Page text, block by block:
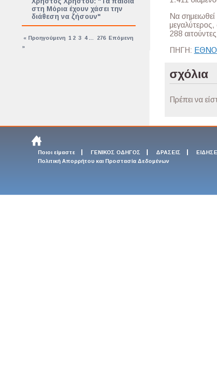
στη Μόρια έχουν χάσει την
διάθεση να ζήσουν"
« Προηγούμενη 1 2 3 4 276
Επόμενη
»
Να
μεγαλύτερος,
288
ΠΗΓΗ:
σχόλια
Πρέπει να
Ποιοι είμαστε ΓΕΝΙΚΟΣ ΟΔΗΓΟΣ ΔΡΑΣΕΙΣ
Πολιτική Απορρήτου και Προστασία Δεδομένων